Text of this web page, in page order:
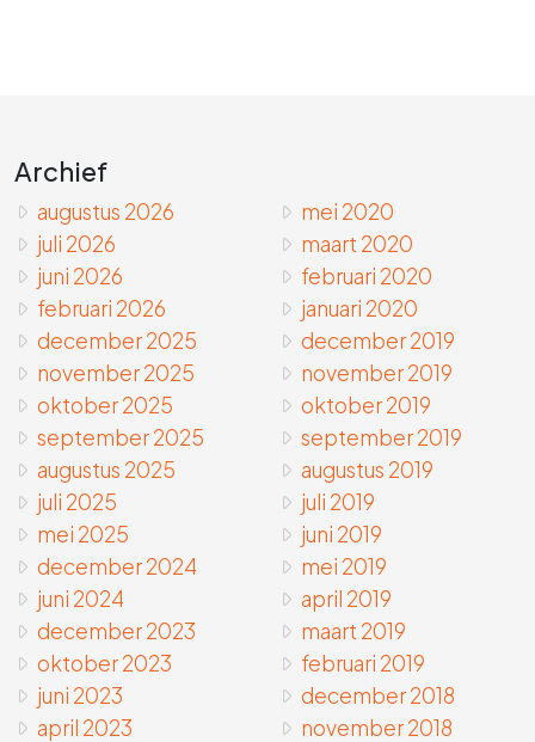
Archief
augustus 2026
juli 2026
juni 2026
februari 2026
december 2025
november 2025
oktober 2025
september 2025
augustus 2025
juli 2025
mei 2025
december 2024
juni 2024
december 2023
oktober 2023
juni 2023
april 2023
mei 2020
maart 2020
februari 2020
januari 2020
december 2019
november 2019
oktober 2019
september 2019
augustus 2019
juli 2019
juni 2019
mei 2019
april 2019
maart 2019
februari 2019
december 2018
november 2018